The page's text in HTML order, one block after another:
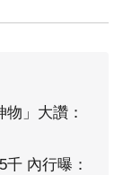
」大讚：
內行曝：